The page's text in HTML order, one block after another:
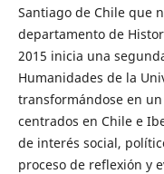
Santiago de Chile que
departamento de
2015 inicia una
Humanidades de la
transformándose en
centrados en Chile e
de interés social,
proceso de reflexión y